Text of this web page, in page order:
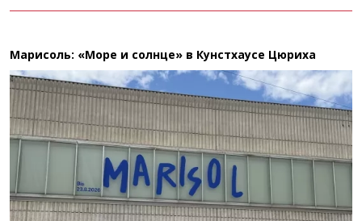
Марисоль: «Море и солнце» в Кунстхаусе Цюриха